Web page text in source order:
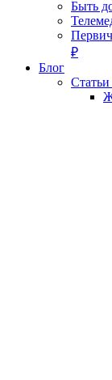
Быть
₽
Блог
Статьи